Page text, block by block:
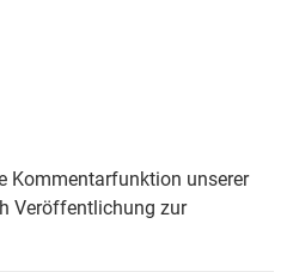
Kommentarfunktion unserer
Veröffentlichung zur